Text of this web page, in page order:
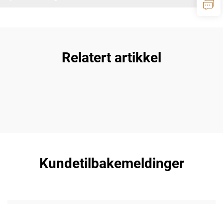
Relatert artikkel
Kundetilbakemeldinger